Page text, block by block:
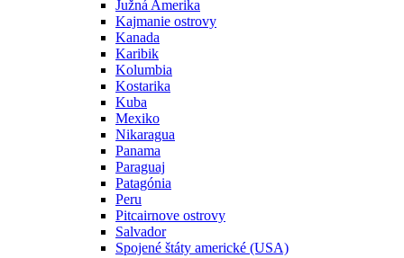
Južná Amerika
Kajmanie ostrovy
Kanada
Karibik
Kolumbia
Kostarika
Kuba
Mexiko
Nikaragua
Panama
Paraguaj
Patagónia
Peru
Pitcairnove ostrovy
Salvador
Spojené štáty americké (USA)